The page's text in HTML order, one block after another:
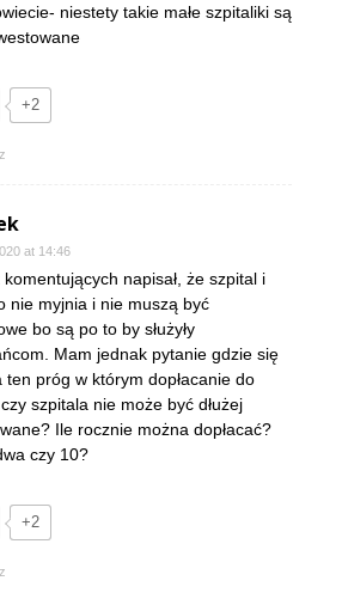
niestety takie małe szpitaliki są
+2
at 14:46
napisał, że szpital i
nie myjnia i nie muszą być
bo są po to by służyły
Mam jednak pytanie gdzie się
ten próg w którym dopłacanie do
szpitala nie może być dłużej
Ile rocznie można dopłacać?
czy 10?
+2